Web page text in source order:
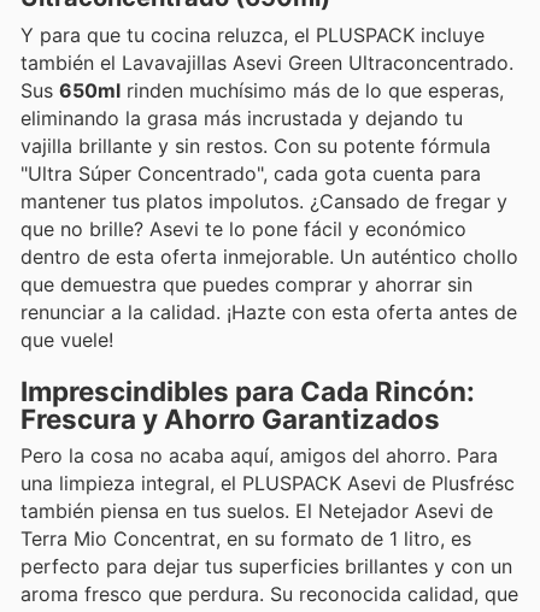
Y para que tu cocina reluzca, el PLUSPACK incluye
también el Lavavajillas Asevi Green Ultraconcentrado.
Sus 650ml rinden muchísimo más de lo que esperas,
eliminando la grasa más incrustada y dejando tu
vajilla brillante y sin restos. Con su potente fórmula
"Ultra Súper Concentrado", cada gota cuenta para
mantener tus platos impolutos. ¿Cansado de fregar y
que no brille? Asevi te lo pone fácil y económico
dentro de esta oferta inmejorable. Un auténtico chollo
que demuestra que puedes comprar y ahorrar sin
renunciar a la calidad. ¡Hazte con esta oferta antes de
que vuele!
Imprescindibles para Cada Rincón:
Frescura y Ahorro Garantizados
Pero la cosa no acaba aquí, amigos del ahorro. Para
una limpieza integral, el PLUSPACK Asevi de Plusfrésc
también piensa en tus suelos. El Netejador Asevi de
Terra Mio Concentrat, en su formato de 1 litro, es
perfecto para dejar tus superficies brillantes y con un
aroma fresco que perdura. Su reconocida calidad, que